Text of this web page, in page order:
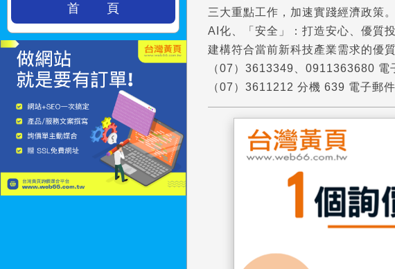
三大重點工作，加速實踐經濟政策
AI化、「安全」：打造安心、優質
建構符合當前新科技產業需求的優
（07）3613349、0911363680
（07）3611212 分機 639 電子郵
首 頁